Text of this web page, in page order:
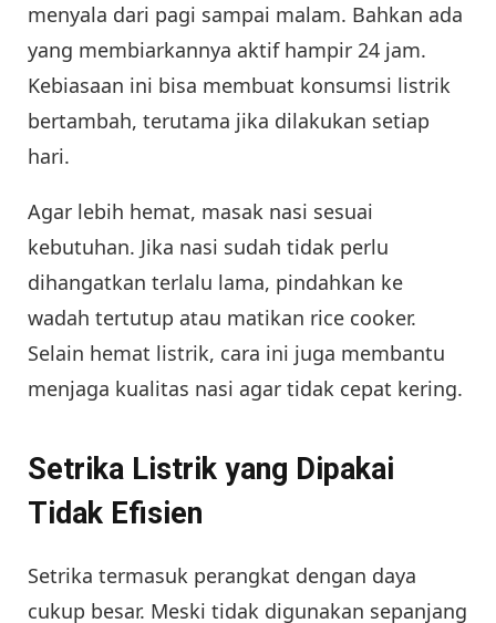
menyala dari pagi sampai malam. Bahkan ada
yang membiarkannya aktif hampir 24 jam.
Kebiasaan ini bisa membuat konsumsi listrik
bertambah, terutama jika dilakukan setiap
hari.
Agar lebih hemat, masak nasi sesuai
kebutuhan. Jika nasi sudah tidak perlu
dihangatkan terlalu lama, pindahkan ke
wadah tertutup atau matikan rice cooker.
Selain hemat listrik, cara ini juga membantu
menjaga kualitas nasi agar tidak cepat kering.
Setrika Listrik yang Dipakai
Tidak Efisien
Setrika termasuk perangkat dengan daya
cukup besar. Meski tidak digunakan sepanjang